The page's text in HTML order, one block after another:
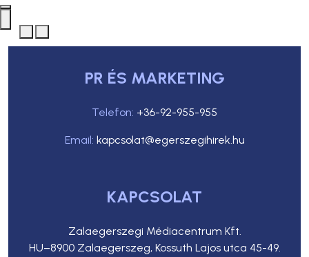
PR ÉS MARKETING
Telefon: +36-92-955-955
Email: kapcsolat@egerszegihirek.hu
KAPCSOLAT
Zalaegerszegi Médiacentrum Kft.
HU–8900 Zalaegerszeg, Kossuth Lajos utca 45-49.